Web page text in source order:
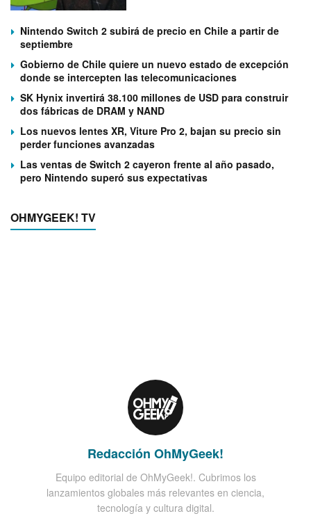
Nintendo Switch 2 subirá de precio en Chile a partir de
septiembre
Gobierno de Chile quiere un nuevo estado de excepción
donde se intercepten las telecomunicaciones
SK Hynix invertirá 38.100 millones de USD para construir
dos fábricas de DRAM y NAND
Los nuevos lentes XR, Viture Pro 2, bajan su precio sin
perder funciones avanzadas
Las ventas de Switch 2 cayeron frente al año pasado,
pero Nintendo superó sus expectativas
OHMYGEEK! TV
Redacción OhMyGeek!
Equipo editorial de OhMyGeek!. Cubrimos los
lanzamientos globales más relevantes en ciencia,
tecnología y cultura digital.